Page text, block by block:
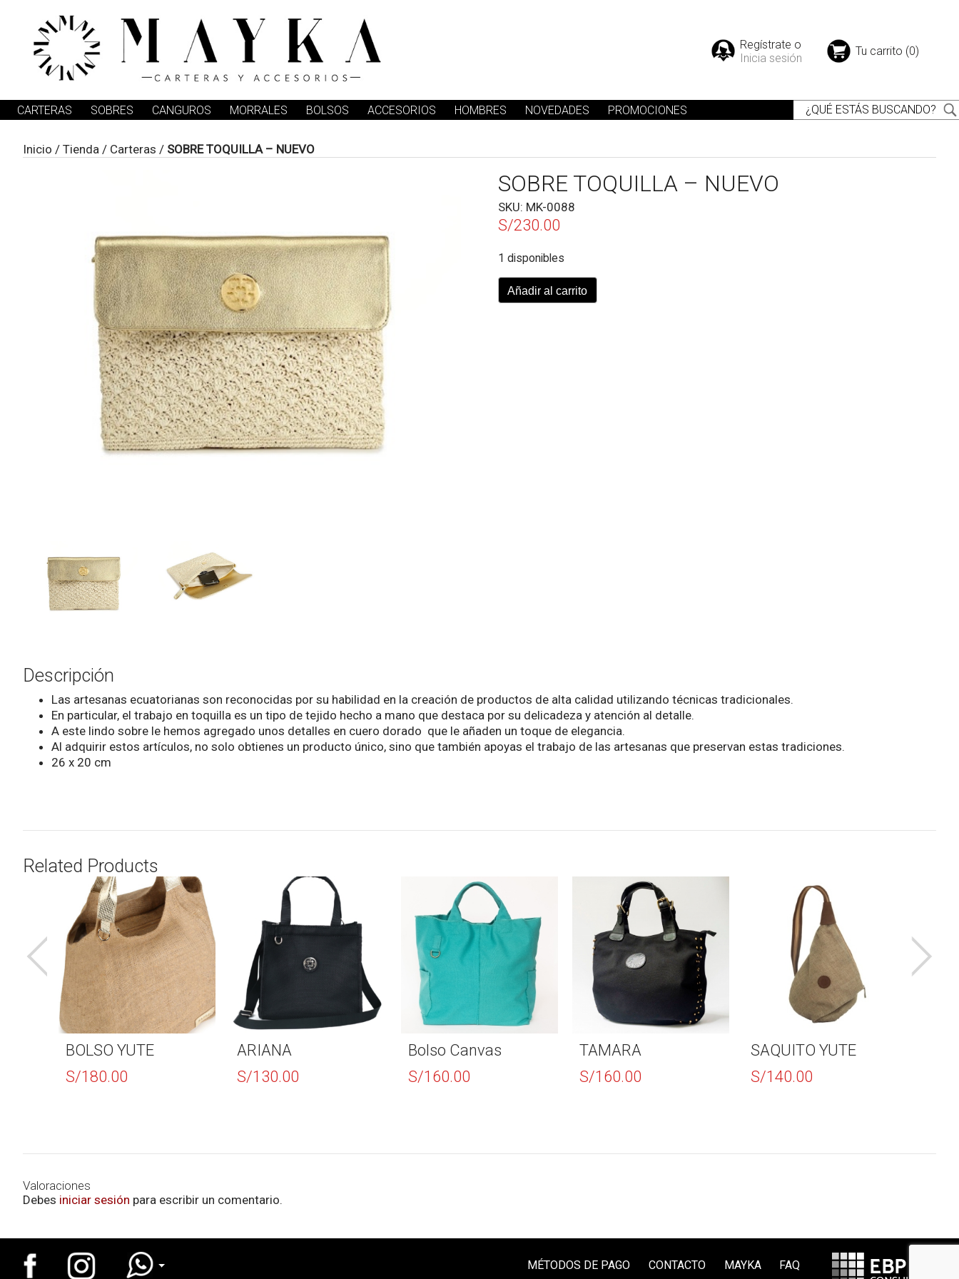
Regístrate o
Inicia sesión
Tu carrito (0)
CARTERAS SOBRES CANGUROS MORRALES BOLSOS ACCESORIOS HOMBRES NOVEDADES PROMOCIONES
Inicio / Tienda / Carteras / SOBRE TOQUILLA – NUEVO
SOBRE TOQUILLA – NUEVO
SKU: MK-0088
S/230.00
1 disponibles
SOBRE
TOQUILLA
Añadir al carrito
Descripción
Las artesanas ecuatorianas son reconocidas por su habilidad en la creación de productos de alta calidad utilizando técnicas tradicionales.
En particular, el trabajo en toquilla es un tipo de tejido hecho a mano que destaca por su delicadeza y atención al detalle.
A este lindo sobre le hemos agregado unos detalles en cuero dorado que le añaden un toque de elegancia.
Al adquirir estos artículos, no solo obtienes un producto único, sino que también apoyas el trabajo de las artesanas que preservan estas tradiciones.
26 x 20 cm
Related Products
BOLSO YUTE
S/180.00
ARIANA
S/130.00
Bolso Canvas
S/160.00
TAMARA
S/160.00
SAQUITO YUTE
S/140.00
Valoraciones
Debes iniciar sesión para escribir un comentario.
MÉTODOS DE PAGO CONTACTO MAYKA FAQ